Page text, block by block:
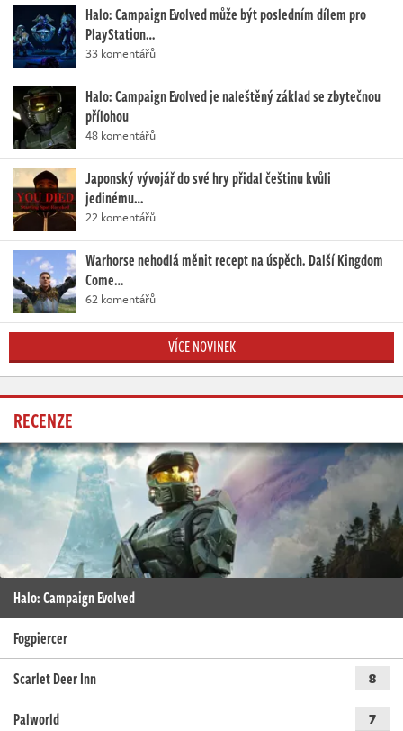
Halo: Campaign Evolved může být posledním dílem pro
PlayStation…
33 komentářů
Halo: Campaign Evolved je naleštěný základ se zbytečnou
přílohou
48 komentářů
Japonský vývojář do své hry přidal češtinu kvůli
jedinému…
22 komentářů
Warhorse nehodlá měnit recept na úspěch. Další Kingdom
Come…
62 komentářů
VÍCE NOVINEK
RECENZE
Halo: Campaign Evolved
Fogpiercer
Scarlet Deer Inn
8
Palworld 7